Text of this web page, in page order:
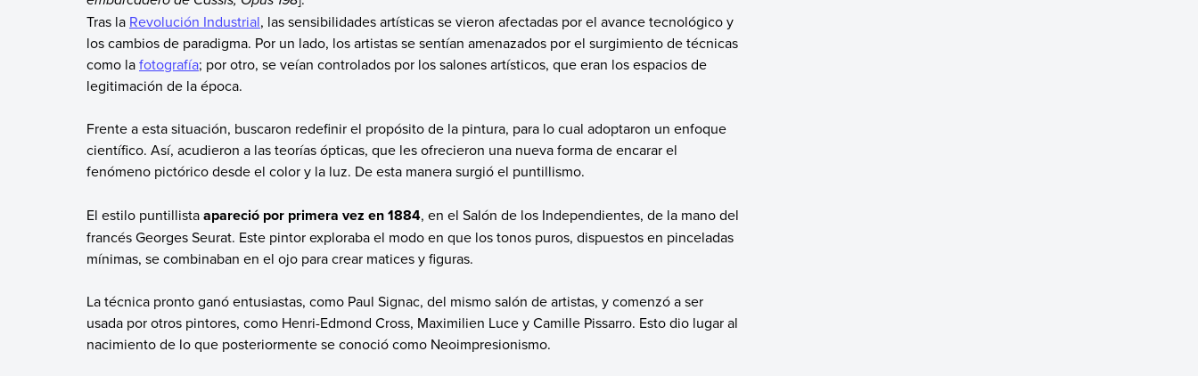
Tras la Revolución Industrial, las sensibilidades artísticas se vieron afectadas por el avance tecnológico y
los cambios de paradigma. Por un lado, los artistas se sentían amenazados por el surgimiento de técnicas
como lafotografía; por otro, se veían controlados por los salones artísticos, que eran los espacios de
legitimación de la época.
Frente a esta situación, buscaron redefinir el propósito de la pintura, para lo cual adoptaron un enfoque
científico. Así, acudieron a las teorías ópticas, que les ofrecieron una nueva forma de encarar el
fenómeno pictórico desde el color y la luz. De esta manera surgió el puntillismo.
El estilo puntillistaapareció por primera vez en 1884, en el Salón de los Independientes, de la mano del
francés Georges Seurat. Este pintor exploraba el modo en que los tonos puros, dispuestos en pinceladas
mínimas, se combinaban en el ojo para crear matices y figuras.
La técnica pronto ganó entusiastas, como Paul Signac, del mismo salón de artistas, y comenzó a ser
usada por otros pintores, como Henri-Edmond Cross, Maximilien Luce y Camille Pissarro. Esto dio lugar al
nacimiento de lo que posteriormente se conoció como Neoimpresionismo.